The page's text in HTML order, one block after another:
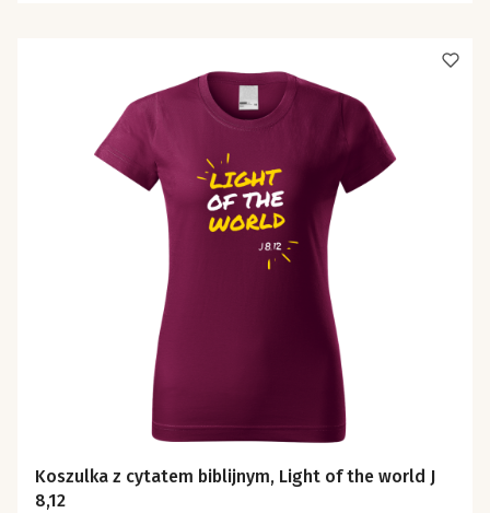
Koszulka z cytatem biblijnym, Light of the world J
8,12